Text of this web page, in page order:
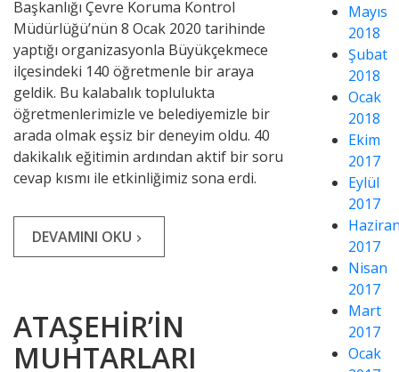
Başkanlığı Çevre Koruma Kontrol
Müdürlüğü’nün 8 Ocak 2020 tarihinde
yaptığı organizasyonla Büyükçekmece
ilçesindeki 140 öğretmenle bir araya
geldik. Bu kalabalık toplulukta
öğretmenlerimizle ve belediyemizle bir
arada olmak eşsiz bir deneyim oldu. 40
dakikalık eğitimin ardından aktif bir soru
cevap kısmı ile etkinliğimiz sona erdi.
DEVAMINI OKU navigate_next
ATAŞEHİR’İN
MUHTARLARI
Mayıs
2018
Şubat
2018
Ocak
2018
Ekim
2017
Eylül
2017
2017
Nisan
2017
Mart
2017
Ocak